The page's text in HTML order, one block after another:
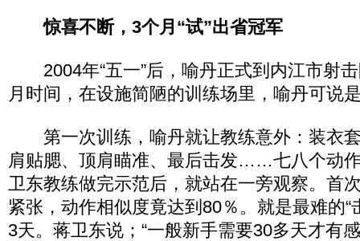
惊喜不断，3个月“试”出省冠军
2004年“五一”后，喻丹正式到内江市射击
月时间，在设施简陋的训练场里，喻丹可说
第一次训练，喻丹就让教练意外：装衣
肩贴腮、顶肩瞄准、最后击发……七八个动
卫东教练做完示范后，就站在一旁观察。首
紧张，动作相似度竟达到80％。就是最难的“
3天。蒋卫东说；“一般新手需要30多天才有